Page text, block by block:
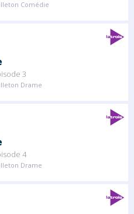
Comédie
3
Drame
4
Drame